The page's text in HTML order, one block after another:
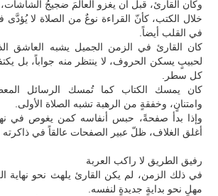
وكان القارئ، قبل أن يغزو العالمَ ضجيجُ
خلال الكتب، كأنّ القراءة نوعٌ من الصلاة لا يُؤدَّى
في القلب أيضاً.
كان القارئ في الزمن الجميل يشبه العاشق
لحبيبٍ يسكن الحروف، لا ينتظر منه جواباً، بل
كل سطر.
كان يمسك الكتاب كما تُمسك الرسائل
وامتنانٍ، وخفقةٍ من الرهبة تشبه الصلاة الأولى.
وإذا بدأ صفحةً، حبس أنفاسه كمن يغوص في
أغلق الغلاف، ظلّ عبير الصفحات عالقاً في ذاكرته
رفيق الطريق لا راكب العربة
في ذلك الزمن، لم يكن القارئ يلهث نحو نهاية
مهلٍ نحو بدايةٍ جديدةٍ لنفسه.